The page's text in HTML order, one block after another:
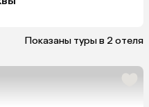
Показаны туры в 2 отеля